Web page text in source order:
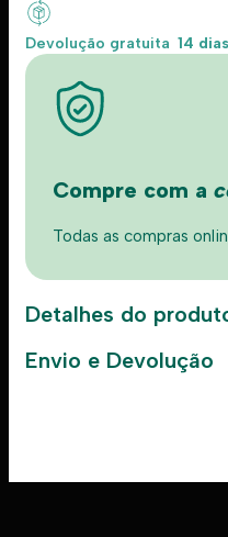
Devolução gratuita 14
Compre com a
Todas as compras
Detalhes do
Envio e Devolução